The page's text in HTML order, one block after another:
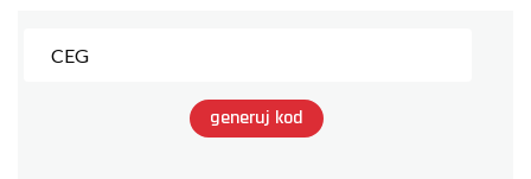
generuj kod